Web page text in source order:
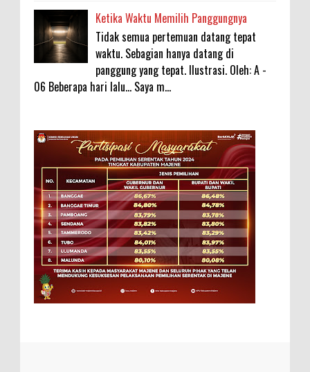
Ketika Waktu Memilih Panggungnya
Tidak semua pertemuan datang tepat
waktu. Sebagian hanya datang di
panggung yang tepat. Ilustrasi. Oleh: A -
06 Beberapa hari lalu... Saya m...